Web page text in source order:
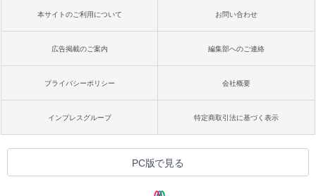
本サイトのご利用について お問い合わせ
広告掲載のご案内 編集部へのご連絡
プライバシーポリシー 会社概要
インプレスグループ 特定商取引法に基づく表示
PC版で見る